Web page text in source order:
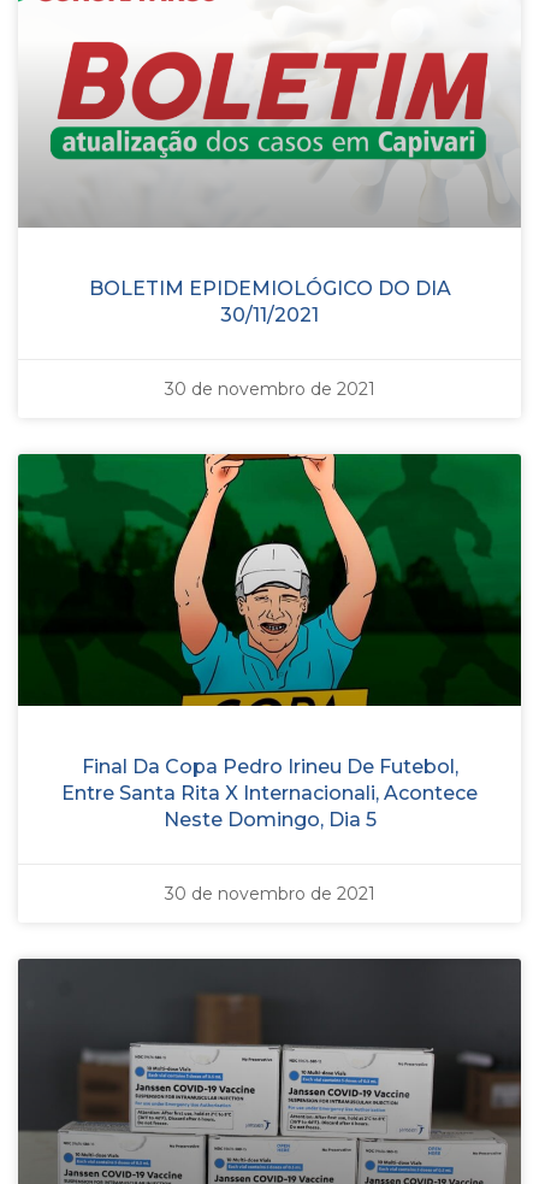
BOLETIM EPIDEMIOLÓGICO DO DIA
30/11/2021
30 de novembro de 2021
Final Da Copa Pedro Irineu De Futebol,
Entre Santa Rita X Internacionali, Acontece
Neste Domingo, Dia 5
30 de novembro de 2021